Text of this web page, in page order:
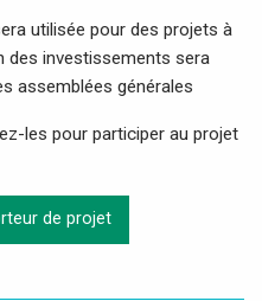
utilisée pour des projets à
des investissements sera
assemblées générales
les pour participer au projet
de projet